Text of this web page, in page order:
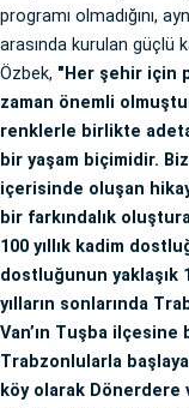
programı olmadığını,
arasında kurulan güçlü
Özbek, "Her şehir için
zaman önemli
renklerle birlikte
bir yaşam biçimidir.
içerisinde oluşan
bir farkındalık
100 yıllık kadim
dostluğunun yaklaşık
yılların sonlarında
Van’ın Tuşba
Trabzonlularla
köy olarak Dönerdere